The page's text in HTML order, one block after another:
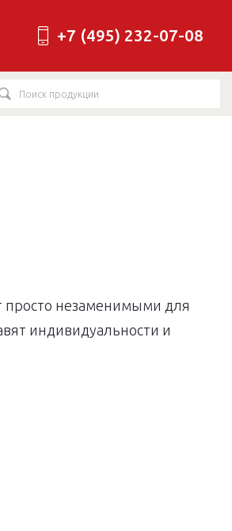
+7 (495) 232-07-08
просто незаменимыми для
индивидуальности и